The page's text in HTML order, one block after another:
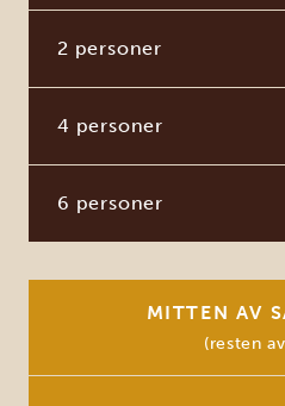
2 personer
4 personer
6 personer
MITTEN AV
(resten